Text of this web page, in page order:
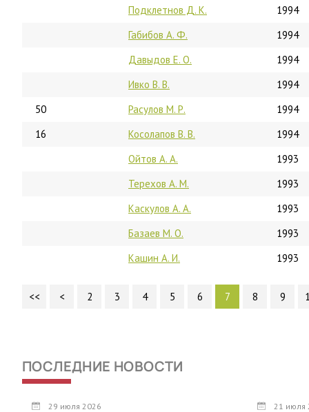
Подклетнов Д. К.
1994
Габибов А. Ф.
1994
Давыдов Е. О.
1994
Ивко В. В.
1994
50
Расулов М. Р.
1994
16
Косолапов В. В.
1994
Ойтов А. А.
1993
Терехов А. М.
1993
Каскулов А. А.
1993
Базаев М. О.
1993
Кашин А. И.
1993
<< < 2 3 4 5 6 7 8 9
ПОСЛЕДНИЕ НОВОСТИ
29 июля 2026 21 июля